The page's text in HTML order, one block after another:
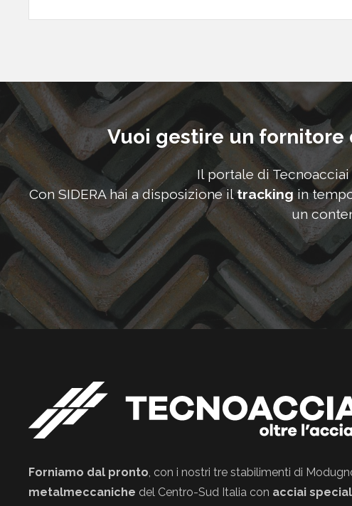
should
be
left
blank
Vuoi gestire un fornitore
Il portale di
Con SIDERA hai a disposizione iltrackingin
un
Forniamo dal pronto, con i nostri tre stabilimenti di
metalmeccaniche del Centro-Sud Italia con acciai